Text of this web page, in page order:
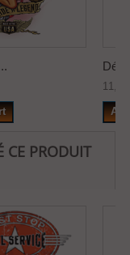
CE PRODUIT